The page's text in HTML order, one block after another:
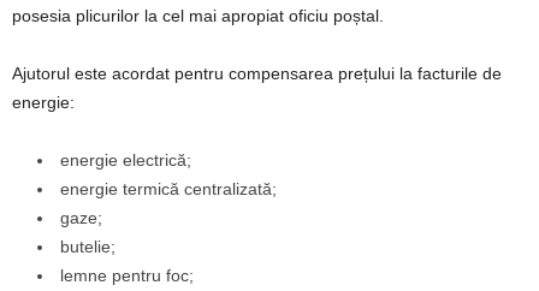
posesia plicurilor la cel mai apropiat oficiu poștal.
Ajutorul este acordat pentru compensarea prețului la facturile de
energie:
energie electrică;
energie termică centralizată;
gaze;
butelie;
lemne pentru foc;